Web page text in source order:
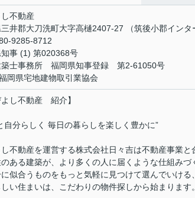
不動産
井郡大刀洗町大字高樋2407-27 （筑後小郡インタ
9285-8712
事 (1) 第020368号
築士事務所 福岡県知事登録 第2-61050号
岡県宅地建物取引業協会
よし不動産 紹介】
自分らしく 毎日の暮らしを楽しく豊かに”
不動産を運営する株式会社日々吉は不動産事業
ある建築が、より多くの人に届くような仕組み
似合うものをもっと気軽に見つけて選んでいける
い住まいは、こだわりの物件探しから始まります。